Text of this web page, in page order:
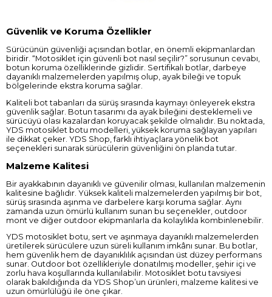
Güvenlik ve Koruma Özellikler
Sürücünün güvenliği açısından botlar, en önemli ekipmanlardan
biridir. “Motosiklet için güvenli bot nasıl seçilir?” sorusunun cevabı,
botun koruma özelliklerinde gizlidir. Sertifikalı botlar, darbeye
dayanıklı malzemelerden yapılmış olup, ayak bileği ve topuk
bölgelerinde ekstra koruma sağlar.
Kaliteli bot tabanları da sürüş sırasında kaymayı önleyerek ekstra
güvenlik sağlar. Botun tasarımı da ayak bileğini desteklemeli ve
sürücüyü olası kazalardan koruyacak şekilde olmalıdır. Bu noktada,
YDS motosiklet botu modelleri, yüksek koruma sağlayan yapıları
ile dikkat çeker. YDS Shop, farklı ihtiyaçlara yönelik bot
seçenekleri sunarak sürücülerin güvenliğini ön planda tutar.
Malzeme Kalitesi
Bir ayakkabının dayanıklı ve güvenilir olması, kullanılan malzemenin
kalitesine bağlıdır. Yüksek kaliteli malzemelerden yapılmış bir bot,
sürüş sırasında aşınma ve darbelere karşı koruma sağlar. Aynı
zamanda uzun ömürlü kullanım sunan bu seçenekler, outdoor
mont ve diğer outdoor ekipmanlarla da kolaylıkla kombinlenebilir.
YDS motosiklet botu, sert ve aşınmaya dayanıklı malzemelerden
üretilerek sürücülere uzun süreli kullanım imkânı sunar. Bu botlar,
hem güvenlik hem de dayanıklılık açısından üst düzey performans
sunar. Outdoor bot özellikleriyle donatılmış modeller, şehir içi ve
zorlu hava koşullarında kullanılabilir. Motosiklet botu tavsiyesi
olarak bakıldığında da YDS Shop’un ürünleri, malzeme kalitesi ve
uzun ömürlülüğü ile öne çıkar.